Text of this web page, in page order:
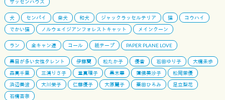
ザッセンハウス
犬 センパイ 柴犬 和犬 ジャックラッセルテリア 猫
コウハイ
でかい猫
ノルウェイジアンフォレストキャット メインクーン
ラン 全キャン連 コール 紙テープ PAPER PLANE LOVE
黒目が多い女性タレント 伊藤蘭 松たか子 優香 石田ゆり子
大橋未歩
森高千里
三浦りさ子 堂真理子 黒木華 蓮佛美沙子
松岡茉優
浜辺美波
大川栄子 仁藤優子 大原麗子 栗田ひろみ
足立梨花
石橋杏奈